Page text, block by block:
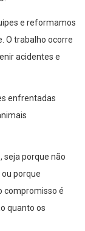
e reformamos
O trabalho ocorre
acidentes e
enfrentadas
seja porque não
porque
compromisso é
quanto os